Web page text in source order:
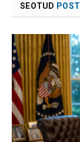
SEOTUD